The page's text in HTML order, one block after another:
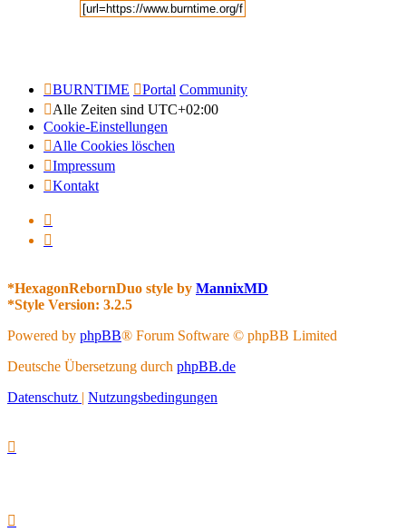
BURNTIME Portal Community
Alle Zeiten sind UTC+02:00
Cookie-Einstellungen
Alle Cookies löschen
Impressum
Kontakt
*HexagonRebornDuo style by MannixMD
*Style Version: 3.2.5
Powered by phpBB® Forum Software © phpBB Limited
Deutsche Übersetzung durch phpBB.de
Datenschutz | Nutzungsbedingungen